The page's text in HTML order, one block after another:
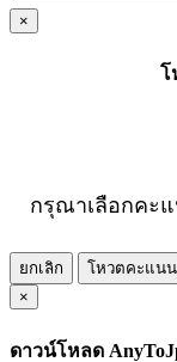
×
โ
กรุณาเลือกคะ
ยกเลิก
โหวตคะแนน
×
ดาวน์โหลด